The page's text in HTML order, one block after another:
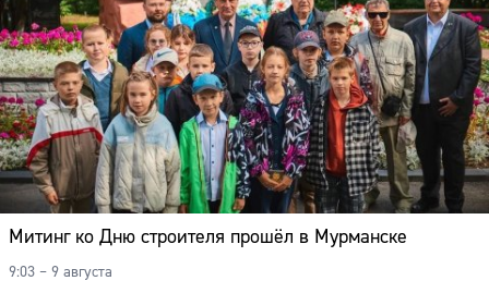
Митинг ко Дню строителя прошёл в Мурманске
9:03 – 9 августа